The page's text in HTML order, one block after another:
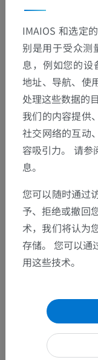
IMAIOS 和选定
别是用于受众测
息，例如您的
地址、导航、使
处理这些数据的
我们的内容提供
社交网络的互动
容吸引力。 请参
息。
您可以随时通过
予、拒绝或撤回
术，我们将认为
存储。 您可以
用这些技术。